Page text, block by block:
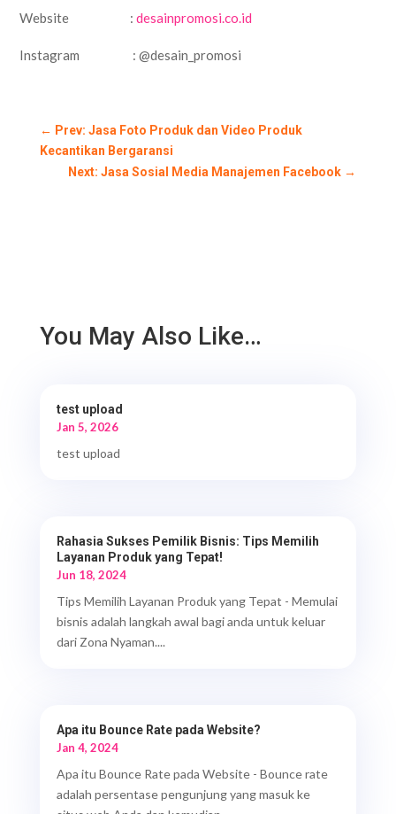
Website :desainpromosi.co.id
Instagram : @desain_promosi
← Prev: Jasa Foto Produk dan Video Produk
Kecantikan Bergaransi
Next: Jasa Sosial Media Manajemen Facebook →
You May Also Like…
test upload
Jan 5, 2026
test upload
Rahasia Sukses Pemilik Bisnis: Tips Memilih
Layanan Produk yang Tepat!
Jun 18, 2024
Tips Memilih Layanan Produk yang Tepat - Memulai
bisnis adalah langkah awal bagi anda untuk keluar
dari Zona Nyaman....
Apa itu Bounce Rate pada Website?
Jan 4, 2024
Apa itu Bounce Rate pada Website - Bounce rate
adalah persentase pengunjung yang masuk ke